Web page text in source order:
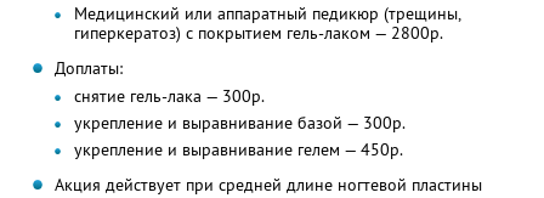
Медицинский или аппаратный педикюр (трещины,
гиперкератоз) с покрытием гель-лаком — 2800р.
Доплаты:
снятие гель-лака — 300р.
укрепление и выравнивание базой — 300р.
укрепление и выравнивание гелем — 450р.
Акция действует при средней длине ногтевой пластины